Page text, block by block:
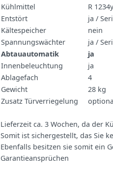
Kühlmittel
R
Entstört
ja /
Kältespeicher
nein
Spannungswächter
ja /
Abtauautomatik
ja
Innenbeleuchtung
ja
Ablagefach
4
Gewicht
28 kg
Zusatz Türverriegelung
Lieferzeit ca. 3 Wochen, da der
Somit ist sichergestellt, das Sie
Ebenfalls besitzen sie somit ein
Garantieansprüchen